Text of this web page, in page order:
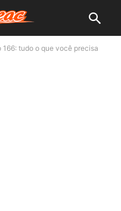
tudo o que você precisa